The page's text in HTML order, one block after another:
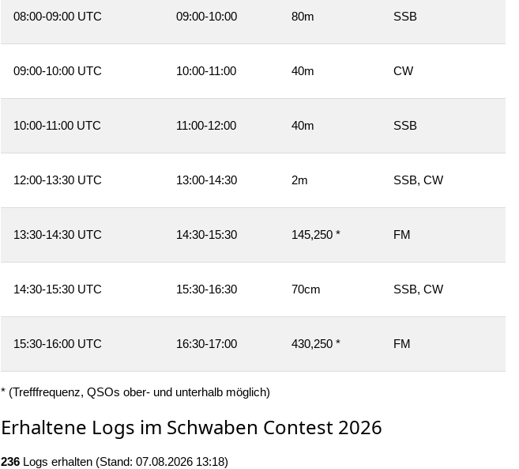
08:00-09:00 UTC 09:00-10:00 80m SSB
09:00-10:00 UTC 10:00-11:00 40m CW
10:00-11:00 UTC 11:00-12:00 40m SSB
12:00-13:30 UTC 13:00-14:30 2m SSB, CW
13:30-14:30 UTC 14:30-15:30 145,250 * FM
14:30-15:30 UTC 15:30-16:30 70cm SSB, CW
15:30-16:00 UTC 16:30-17:00 430,250 * FM
* (Trefffrequenz, QSOs ober- und unterhalb möglich)
Erhaltene Logs im Schwaben Contest 2026
236Logs erhalten (Stand: 07.08.2026 13:18)